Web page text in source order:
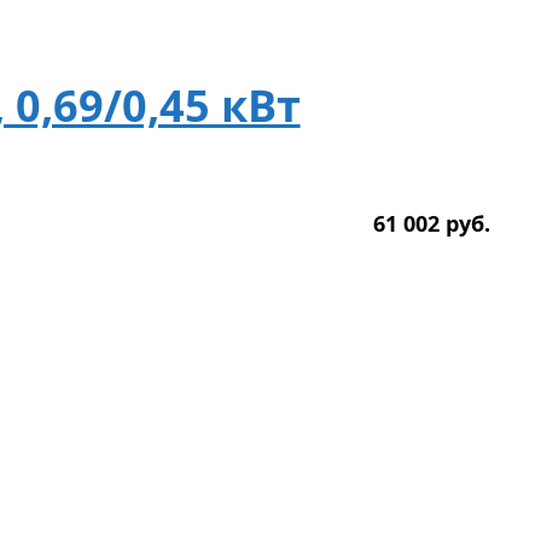
0,69/0,45 кВт
61 002 руб.